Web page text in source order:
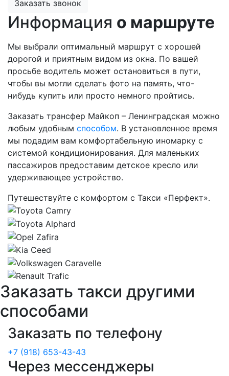
Заказать звонок
Информация о маршруте
Мы выбрали оптимальный маршрут с хорошей
дорогой и приятным видом из окна. По вашей
просьбе водитель может остановиться в пути,
чтобы вы могли сделать фото на память, что-
нибудь купить или просто немного пройтись.
Заказать трансфер Майкоп – Ленинградская можно
любым удобным способом. В установленное время
мы подадим вам комфортабельную иномарку с
системой кондиционирования. Для маленьких
пассажиров предоставим детское кресло или
удерживающее устройство.
Путешествуйте с комфортом с Такси «Перфект».
Заказать такси другими
способами
Заказать по телефону
+7 (918) 653-43-43
Через мессенджеры